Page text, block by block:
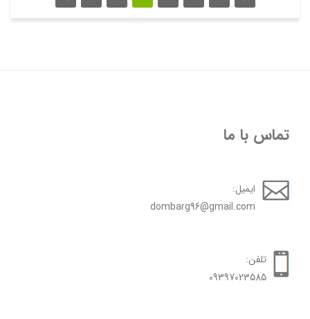
تماس با ما
ایمیل:
dombarg96@gmail.com
تلفن:
09397023585